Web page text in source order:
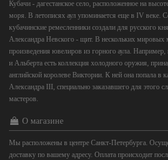
Кубачи - дагестанское село, расположенное на
моря. В летописях аул упоминается еще в IV веке.
кубачинские ремесленники создали для русского
Александра Невского - щит. В нескольких мировых
произведения ювелиров из горного аула.
и Альберта есть коллекция холодного оружия,
английской королеве Виктории. К ней она попала в
Александра III, специально заказавшего для этого
мастеров.
О магазине
Мы расположены в центре Санкт-Петербурга.
доставку по вашему адресу. Оплата происходит